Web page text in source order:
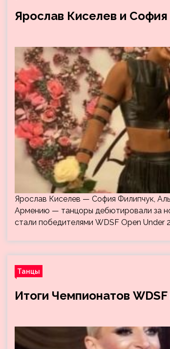
Ярослав Киселев и
Ярослав Киселев — София Филипчук,
Армению — танцоры дебютировали за
стали победителями WDSF Open Under
Танцы
Итоги Чемпионатов